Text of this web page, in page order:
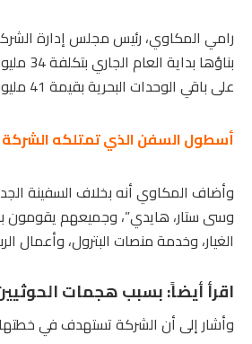
رامي المكاوي، رئيس مجلس إدارة
على باقي الوحدات البحرية بقيمة 41 مليون جنيه.
أسطول السفن الذي تمتلكه الشركة
وسى ستار، هايدي”، وجميعهم يقومون
الغيار، وخدمة منصات البترول، وأعمال
اقرأ أيضاً:بسبب هجمات الحوثيين..
وأشار إلى أن الشركة تستهدف في